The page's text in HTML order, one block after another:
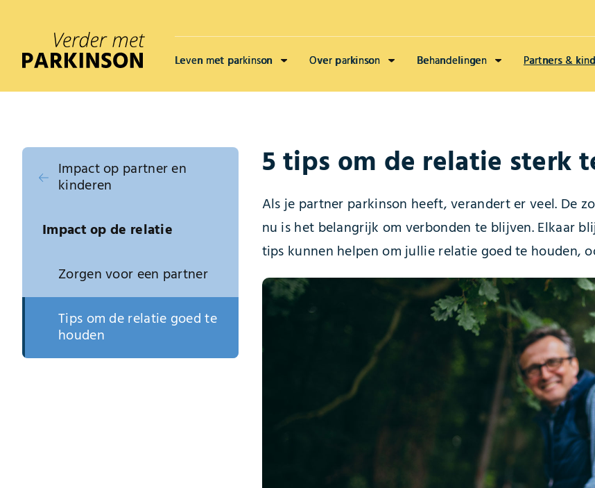
Leven met parkinson Over parkinson Behandelingen Partners &
Impact op partner en
kinderen
Impact op de relatie
Zorgen voor een partner
Tips om de relatie goed te
houden
5 tips om de relatie sterk
Als je partner parkinson heeft, verandert er veel. De
nu is het belangrijk om verbonden te blijven. Elkaar
tips kunnen helpen om jullie relatie goed te houden,